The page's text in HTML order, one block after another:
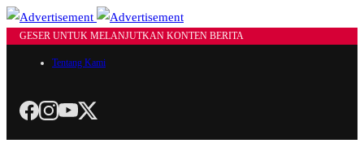
GESER UNTUK MELANJUTKAN KONTEN BERITA
Tentang Kami